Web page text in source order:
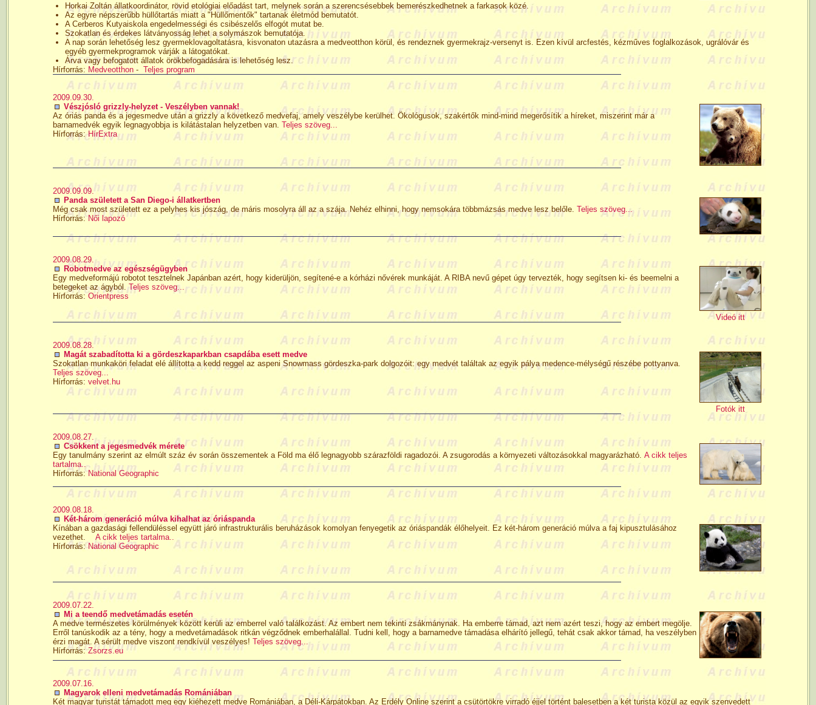
Horkai Zoltán állatkoordinátor, rövid etológiai előadást tart, melynek során a szerencsésebbek bemerészkedhetnek a farkasok közé.
Az egyre népszerűbb hüllőtartás miatt a "Hüllőmentők" tartanak életmód bemutatót.
A Cerberos Kutyaiskola engedelmességi és csibészelős elfogót mutat be.
Szokatlan és érdekes látványosság lehet a solymászok bemutatója.
A nap során lehetőség lesz gyermeklovagoltatásra, kisvonaton utazásra a medveotthon körül, és rendeznek gyermekrajz-versenyt is. Ezen kívül arcfestés, kézműves foglalkozások, ugrálóvár és
egyéb gyermekprogramok várják a látogatókat.
Árva vagy befogatott állatok örökbefogadására is lehetőség lesz.
Hírforrás: Medveotthon- Teljes program
2009.09.30.
Vészjósló grizzly-helyzet - Veszélyben vannak!
Az óriás panda és a jegesmedve után a grizzly a következő medvefaj, amely veszélybe kerülhet. Ökológusok, szakértők mind-mind megerősítik a híreket, miszerint már a
barnamedvék egyik legnagyobbja is kilátástalan helyzetben van. Teljes szöveg...
Hírforrás:HírExtra
2009.09.09.
Panda született a San Diego-i állatkertben
Még csak most született ez a pelyhes kis jószág, de máris mosolyra áll az a szája. Nehéz elhinni, hogy nemsokára többmázsás medve lesz belőle. Teljes szöveg...
Hírforrás: Női lapozó
2009.08.29.
Robotmedve az egészségügyben
Egy medveformájú robotot tesztelnek Japánban azért, hogy kiderüljön, segítené-e a kórházi nővérek munkáját. A RIBA nevű gépet úgy tervezték, hogy segítsen ki- és beemelni a
betegeket az ágyból.Teljes szöveg...
Hírforrás: Orientpress
Videó itt
2009.08.28.
Magát szabadította ki a gördeszkaparkban csapdába esett medve
Szokatlan munkaköri feladat elé állította a kedd reggel az aspeni Snowmass gördeszka-park dolgozóit: egy medvét találtak az egyik pálya medence-mélységű részébe pottyanva.
Teljes szöveg...
Hírforrás: velvet.hu
Fotók itt
2009.08.27.
Csökkent a jegesmedvék mérete
Egy tanulmány szerint az elmúlt száz év során összementek a Föld ma élő legnagyobb szárazföldi ragadozói. A zsugorodás a környezeti változásokkal magyarázható. A cikk teljes
tartalma..
Hírforrás: National Geographic
2009.08.18.
Két-három generáció múlva kihalhat az óriáspanda
Kínában a gazdasági fellendüléssel együtt járó infrastrukturális beruházások komolyan fenyegetik az óriáspandák élőhelyeit. Ez két-három generáció múlva a faj kipusztulásához
vezethet. A cikk teljes tartalma..
Hírforrás: National Geographic
2009.07.22.
Mi a teendő medvetámadás esetén
A medve természetes körülmények között kerüli az emberrel való találkozást. Az embert nem tekinti zsákmánynak. Ha emberre támad, azt nem azért teszi, hogy az embert megölje.
Erről tanúskodik az a tény, hogy a medvetámadások ritkán végződnek emberhalállal. Tudni kell, hogy a barnamedve támadása elhárító jellegű, tehát csak akkor támad, ha veszélyben
érzi magát. A sérült medve viszont rendkívül veszélyes! Teljes szöveg...
Hírforrás: Zsorzs.eu
2009.07.16.
Magyarok elleni medvetámadás Romániában
Két magyar turistát támadott meg egy kiéhezett medve Romániában, a Déli-Kárpátokban. Az Erdély Online szerint a csütörtökre virradó éjjel történt balesetben a két turista közül az egyik szenvedett